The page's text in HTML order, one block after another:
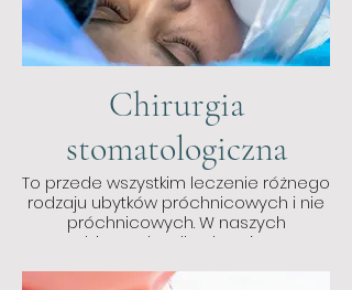
Chirurgia
stomatologiczna
To przede wszystkim leczenie różnego
rodzaju ubytków próchnicowych i nie
próchnicowych. W naszych
gabinetach odbudowujemy
proste wypełnienia, zajmujemy się